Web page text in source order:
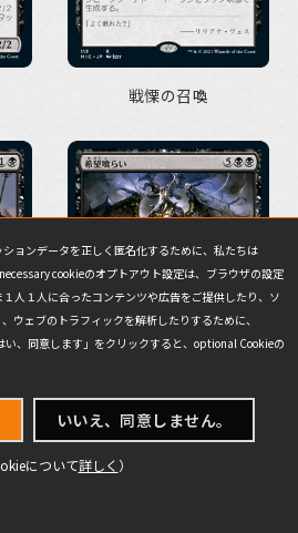
戦慄の召喚
ョンデータを正しく匿名化するために、私たちは
cookieのオプトアウト設定は、ブラウザの設定
人１人に合ったコンテンツや広告をご提供したり、ソ
ウェブのトラフィックを解析したりするために、
、同意します」をクリックすると、optional Cookieの
いいえ、同意しません。
について詳しく ）